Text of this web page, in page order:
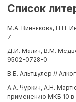
Список
М.А. Винникова, Н.Н.
7
Д.И. Малин, В.М.
9502-0728-0
В.Б. Альтшулер //
А.А. Чуркин, А.Н.
применению МКБ 10 в